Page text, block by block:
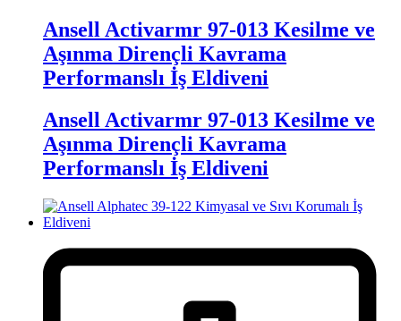
Ansell Activarmr 97-013 Kesilme ve
Aşınma Dirençli Kavrama
Performanslı İş Eldiveni
Ansell Activarmr 97-013 Kesilme ve
Aşınma Dirençli Kavrama
Performanslı İş Eldiveni